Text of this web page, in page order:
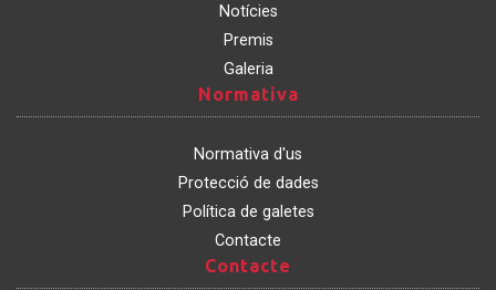
Notícies
Premis
Galeria
Normativa
Normativa d'us
Protecció de dades
Política de galetes
Contacte
Contacte